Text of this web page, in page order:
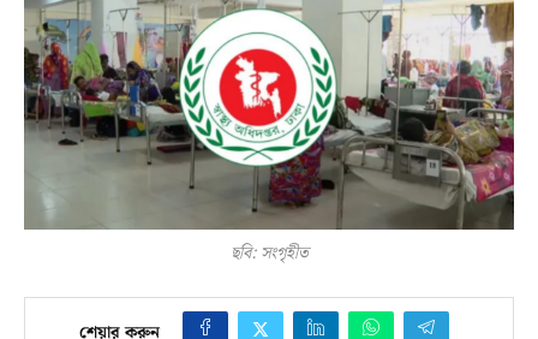
ছবি: সংগৃহীত
শেয়ার করুন